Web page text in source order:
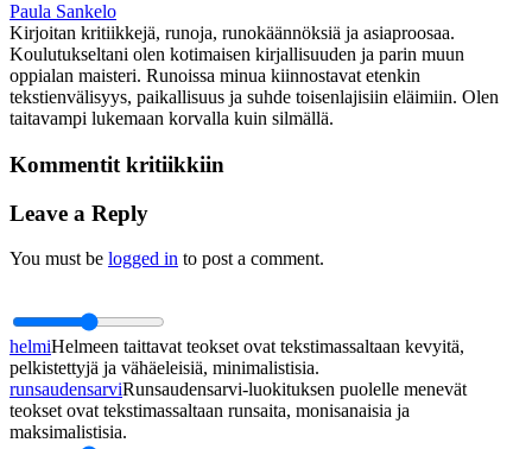
Paula Sankelo
Kirjoitan kritiikkejä, runoja, runokäännöksiä ja asiaproosaa.
Koulutukseltani olen kotimaisen kirjallisuuden ja parin muun
oppialan maisteri. Runoissa minua kiinnostavat etenkin
tekstienvälisyys, paikallisuus ja suhde toisenlajisiin eläimiin. Olen
taitavampi lukemaan korvalla kuin silmällä.
Kommentit kritiikkiin
Leave a Reply
You must be logged in to post a comment.
helmiHelmeen taittavat teokset ovat tekstimassaltaan kevyitä,
pelkistettyjä ja vähäeleisiä, minimalistisia.
runsaudensarviRunsaudensarvi-luokituksen puolelle menevät
teokset ovat tekstimassaltaan runsaita, monisanaisia ja
maksimalistisia.